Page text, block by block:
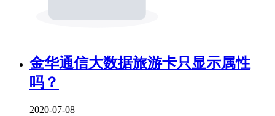
金华通信大数据旅游卡只显示属性
吗？
2020-07-08